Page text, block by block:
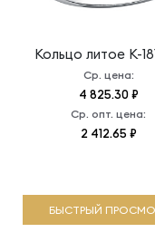
Кольцо литое К-
Ср. цена:
4 825.30 ₽
Ср. опт. цена:
2 412.65 ₽
БЫСТРЫЙ